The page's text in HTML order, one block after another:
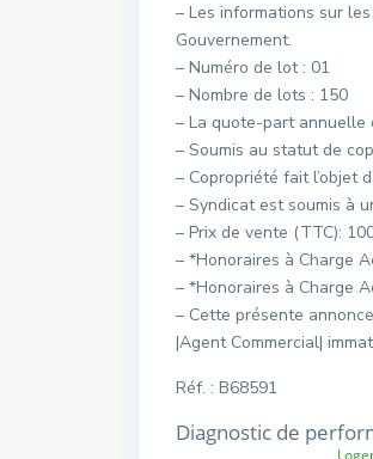
– Les informations sur
Gouvernement.
– Numéro de lot : 01
– Nombre de lots : 150
– La quote-part annuelle
– Soumis au statut de
– Copropriété fait l’objet
– Syndicat est soumis à
– Prix de vente (TTC):
– *Honoraires à Charge
– *Honoraires à Charge
– Cette présente
|Agent Commercial|
Réf. : B68591
Diagnostic de